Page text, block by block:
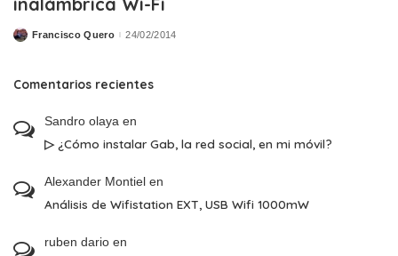
PostedFrancisco Quero 24/02/2014
Comentarios recientes
Sandro olaya en
▷ ¿Cómo instalar Gab, la red social, en mi móvil?
Alexander Montiel en
Análisis de Wifistation EXT, USB Wifi 1000mW
ruben dario en